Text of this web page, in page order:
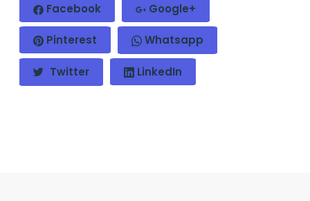
Facebook Google+
Pinterest Whatsapp
Twitter LinkedIn